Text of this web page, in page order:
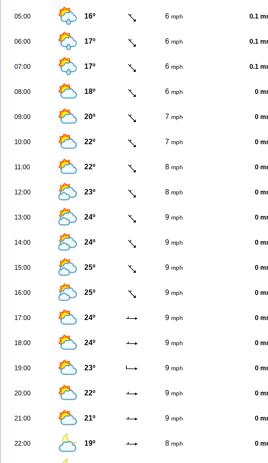
05:00 16º 6 mph 0.1
06:00 17º 6 mph 0.1
07:00 17º 6 mph 0.1
08:00 18º 6 mph 0
09:00 20º 7 mph 0
10:00 22º 7 mph 0
11:00 22º 8 mph 0
12:00 23º 8 mph 0
13:00 24º 9 mph 0
14:00 24º 9 mph 0
15:00 25º 9 mph 0
16:00 25º 9 mph 0
17:00 24º 9 mph 0
18:00 24º 9 mph 0
19:00 23º 9 mph 0
20:00 22º 9 mph 0
21:00 21º 9 mph 0
22:00 19º 8 mph 0